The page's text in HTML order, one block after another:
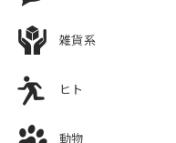
雑貨系
ヒト
動物